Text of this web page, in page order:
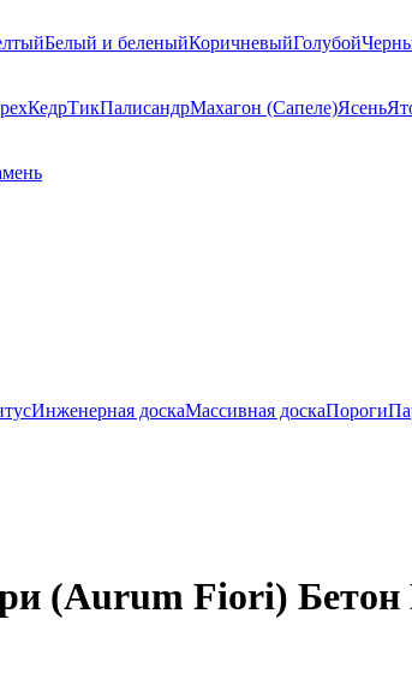
Белый и беленыйКоричневыйГолубой
КедрТикПалисандрМахагон (Сапеле)Ясень
Инженерная доскаМассивная доскаПороги
(Aurum Fiori) Бетон